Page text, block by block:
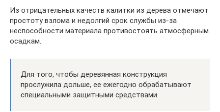
Из отрицательных качеств калитки из дерева отмечают
простоту взлома и недолгий срок службы из-за
неспособности материала противостоять атмосферным
осадкам.
Для того, чтобы деревянная конструкция
прослужила дольше, ее ежегодно обрабатывают
специальными защитными средствами.